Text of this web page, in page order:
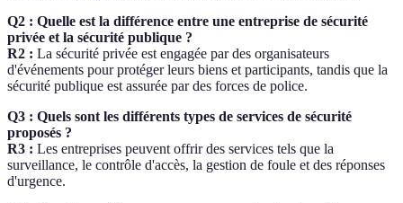
Q2 : Quelle est la différence entre une entreprise de sécurité
privée et la sécurité publique ?
R2 : La sécurité privée est engagée par des organisateurs
d'événements pour protéger leurs biens et participants, tandis que la
sécurité publique est assurée par des forces de police.
Q3 : Quels sont les différents types de services de sécurité
proposés ?
R3 : Les entreprises peuvent offrir des services tels que la
surveillance, le contrôle d'accès, la gestion de foule et des réponses
d'urgence.